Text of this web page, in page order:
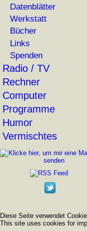
Datenblätter
Werkstatt
Bücher
Links
Spenden
Radio / TV
Rechner
Computer
Programme
Humor
Vermischtes
Diese Seite verwendet
This site uses cookies for